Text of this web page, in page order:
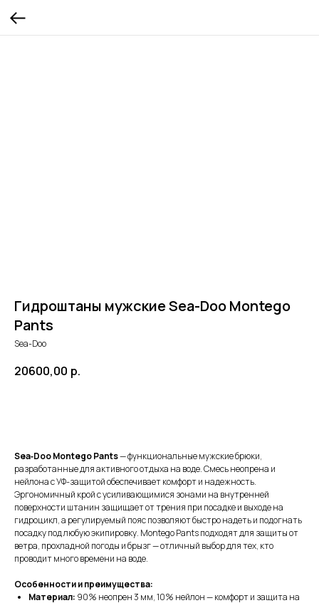
Гидроштаны мужские Sea-Doo Montego
Pants
Sea-Doo
20600,00 р.
Sea‑Doo Montego Pants— функциональные мужские брюки,
разработанные для активного отдыха на воде. Смесь неопрена и
нейлона с УФ-защитой обеспечивает комфорт и надежность.
Эргономичный крой с усиливающимися зонами на внутренней
поверхности штанин защищает от трения при посадке и выходе на
гидроцикл, а регулируемый пояс позволяют быстро надеть и подогнать
посадку под любую экипировку. Montego Pants подходят для защиты от
ветра, прохладной погоды и брызг — отличный выбор для тех, кто
проводит много времени на воде.
Особенности и преимущества:
Материал: 90% неопрен 3 мм, 10% нейлон — комфорт и защита на